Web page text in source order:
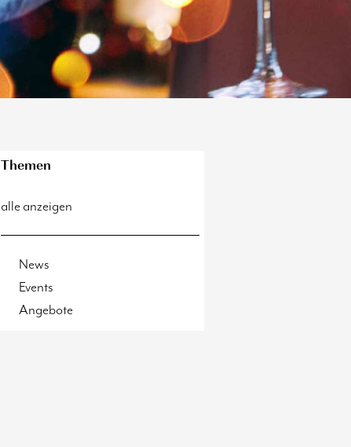
Themen
alle anzeigen
News
Events
Angebote